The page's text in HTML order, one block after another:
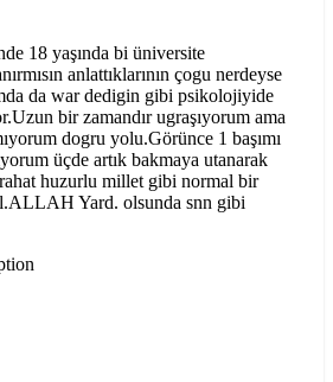
18 yaşında bi üniversite
anlattıklarının çogu nerdeyse
da war dedigin gibi psikolojiyide
bir zamandır ugraşıyorum ama
dogru yolu.Görünce 1 başımı
üçde artık bakmaya utanarak
huzurlu millet gibi normal bir
Yard. olsunda snn gibi